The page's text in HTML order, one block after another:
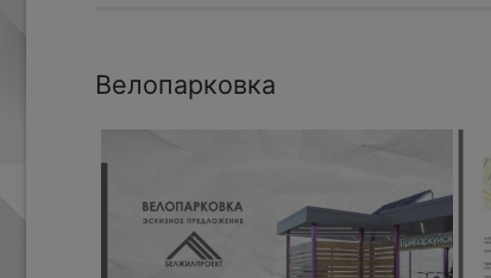
Велопарковка